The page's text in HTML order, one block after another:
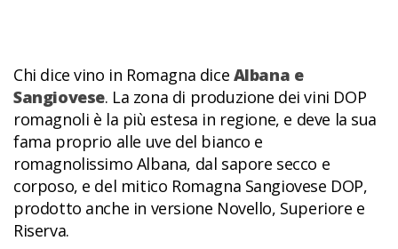
Chi dice vino in Romagna dice Albana e
Sangiovese. La zona di produzione dei vini DOP
romagnoli è la più estesa in regione, e deve la sua
fama proprio alle uve del bianco e
romagnolissimo Albana, dal sapore secco e
corposo, e del mitico Romagna Sangiovese DOP,
prodotto anche in versione Novello, Superiore e
Riserva.